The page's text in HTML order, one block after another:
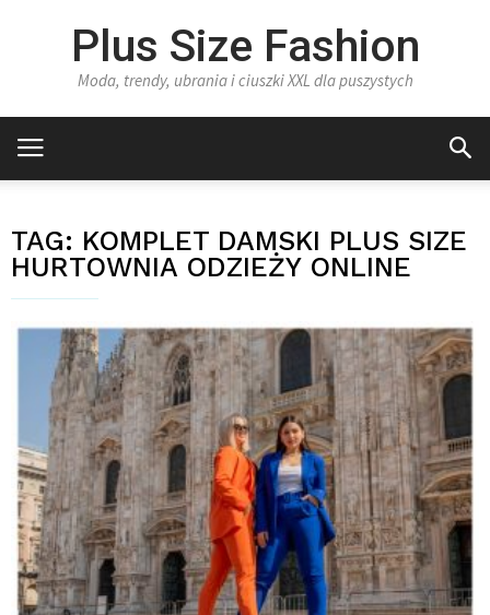
Plus Size Fashion
Moda, trendy, ubrania i ciuszki XXL dla puszystych
TAG: KOMPLET DAMSKI PLUS SIZE
HURTOWNIA ODZIEŻY ONLINE